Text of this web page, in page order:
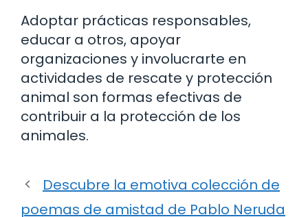
Adoptar prácticas responsables,
educar a otros, apoyar
organizaciones y involucrarte en
actividades de rescate y protección
animal son formas efectivas de
contribuir a la protección de los
animales.
Descubre la emotiva colección de
poemas de amistad de Pablo Neruda